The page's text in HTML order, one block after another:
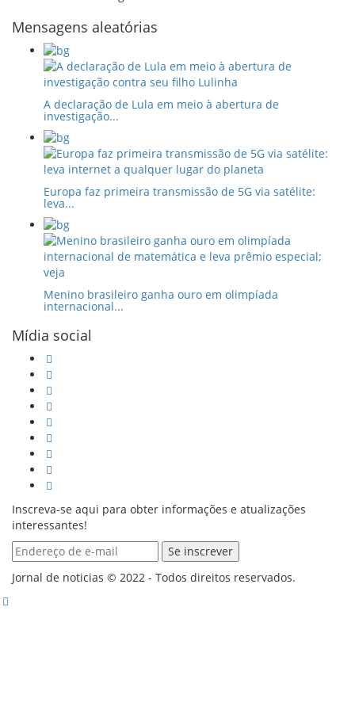
Mensagens aleatórias
A declaração de Lula em meio à abertura de
investigação...
Europa faz primeira transmissão de 5G via satélite:
leva...
Menino brasileiro ganha ouro em olimpíada
internacional...
Mídia social
Inscreva-se aqui para obter informações e atualizações
interessantes!
Jornal de noticias © 2022 - Todos direitos reservados.